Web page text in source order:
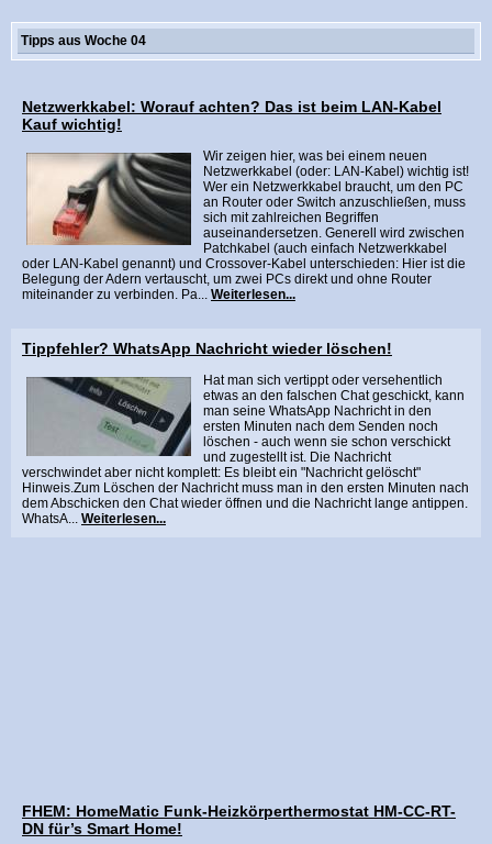
Tipps aus Woche 04
Netzwerkkabel: Worauf achten? Das ist beim LAN-Kabel
Kauf wichtig!
Wir zeigen hier, was bei einem neuen
Netzwerkkabel (oder: LAN-Kabel) wichtig ist!
Wer ein Netzwerkkabel braucht, um den PC
an Router oder Switch anzuschließen, muss
sich mit zahlreichen Begriffen
auseinandersetzen. Generell wird zwischen
Patchkabel (auch einfach Netzwerkkabel
oder LAN-Kabel genannt) und Crossover-Kabel unterschieden: Hier ist die
Belegung der Adern vertauscht, um zwei PCs direkt und ohne Router
miteinander zu verbinden. Pa... Weiterlesen...
Tippfehler? WhatsApp Nachricht wieder löschen!
Hat man sich vertippt oder versehentlich
etwas an den falschen Chat geschickt, kann
man seine WhatsApp Nachricht in den
ersten Minuten nach dem Senden noch
löschen - auch wenn sie schon verschickt
und zugestellt ist. Die Nachricht
verschwindet aber nicht komplett: Es bleibt ein "Nachricht gelöscht"
Hinweis.Zum Löschen der Nachricht muss man in den ersten Minuten nach
dem Abschicken den Chat wieder öffnen und die Nachricht lange antippen.
WhatsA... Weiterlesen...
FHEM: HomeMatic Funk-Heizkörperthermostat HM-CC-RT-
DN für’s Smart Home!